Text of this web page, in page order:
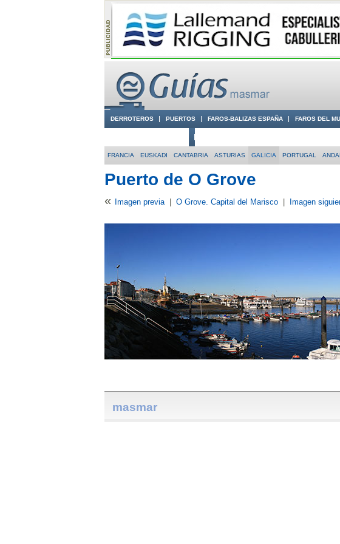
DERROTEROS PUERTOS FAROS-BALIZAS ESPAÑA FAROS DEL
FRANCIA EUSKADI CANTABRIA ASTURIAS GALICIA PORTUGAL
Puerto de O Grove
« Imagen previa | O Grove. Capital del Marisco | Imagen
masmar